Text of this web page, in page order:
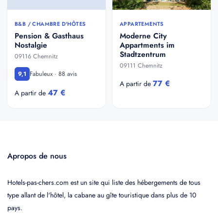
B&B / CHAMBRE D'HÔTES
Pension & Gasthaus
Nostalgie
09116 Chemnitz
9,1 Fabuleux · 88 avis
A partir de 47 €
APPARTEMENTS
Moderne City
Appartments im
Stadtzentrum
09111 Chemnitz
A partir de 77 €
Apropos de nous
Hotels-pas-chers.com est un site qui liste des hébergements de tous
type allant de l'hôtel, la cabane au gîte touristique dans plus de 10
pays.